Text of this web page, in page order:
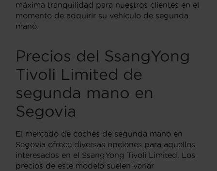
máxima tranquilidad para nuestros clientes en el
momento de adquirir su vehículo de segunda
mano.
Precios del SsangYong
Tivoli Limited de
segunda mano en
Segovia
El mercado de coches de segunda mano en
Segovia ofrece diversas opciones para aquellos
interesados en el SsangYong Tivoli Limited. Los
precios de este modelo suelen variar